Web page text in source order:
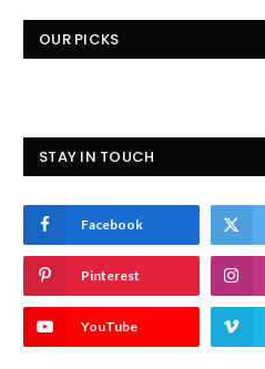
OUR PICKS
STAY IN TOUCH
Facebook
Pinterest
YouTube